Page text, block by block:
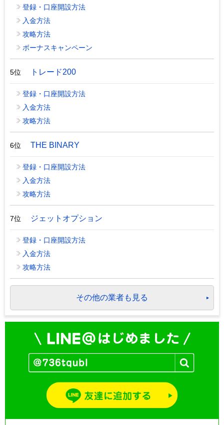
登録・口座開設方法
入金方法
攻略方法
ボーナスキャンペーン
5位 トレード200
登録・口座開設方法
入金方法
攻略方法
6位 THE BINARY
登録・口座開設方法
入金方法
攻略方法
7位 ジェットオプション
登録・口座開設方法
入金方法
攻略方法
その他の業者も見る